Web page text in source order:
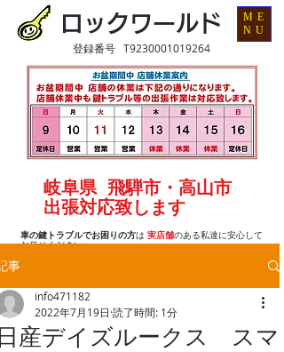
ロックワールド
車の鍵トラブルでお困りの方は 実店舗のある私達に安心して
お任せください
岐阜県 飛騨市・高山市
出張対応致します
登録番号 T9230001019264
ME
NU
事
産デイズルークス スマ
info471182
2022年7月19日 読了時間: 1分